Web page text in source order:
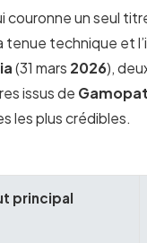
un seul
tenue technique et
(31 mars 2026),
issus de Gamopat
les plus crédibles.
principal